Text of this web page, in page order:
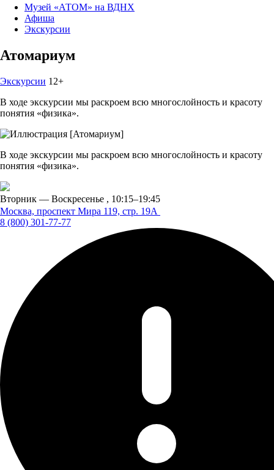
Музей «АТОМ» на ВДНХ
Афиша
Экскурсии
Атомариум
Экскурсии 12+
В ходе экскурсии мы раскроем всю многослойность и красоту
понятия «физика».
В ходе экскурсии мы раскроем всю многослойность и красоту
понятия «физика».
Вторник — Воскресенье , 10:15–19:45
Москва, проспект Мира 119, стр. 19А
8 (800) 301-77-77